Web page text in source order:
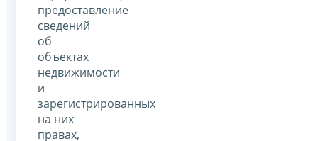
предоставление
сведений
об
объектах
недвижимости
и
зарегистрированных
на них
правах,